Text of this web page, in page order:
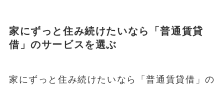
家にずっと住み続けたいなら「普通賃貸
借」のサービスを選ぶ
家にずっと住み続けたいなら「普通賃貸借」の